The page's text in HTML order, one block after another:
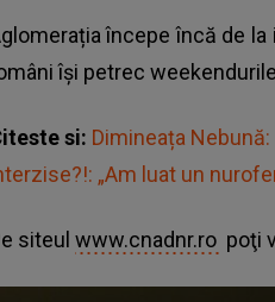
începe încă de
își petrec
si: Dimineața
„Am luat un
siteul www.cnadnr.ro poţi